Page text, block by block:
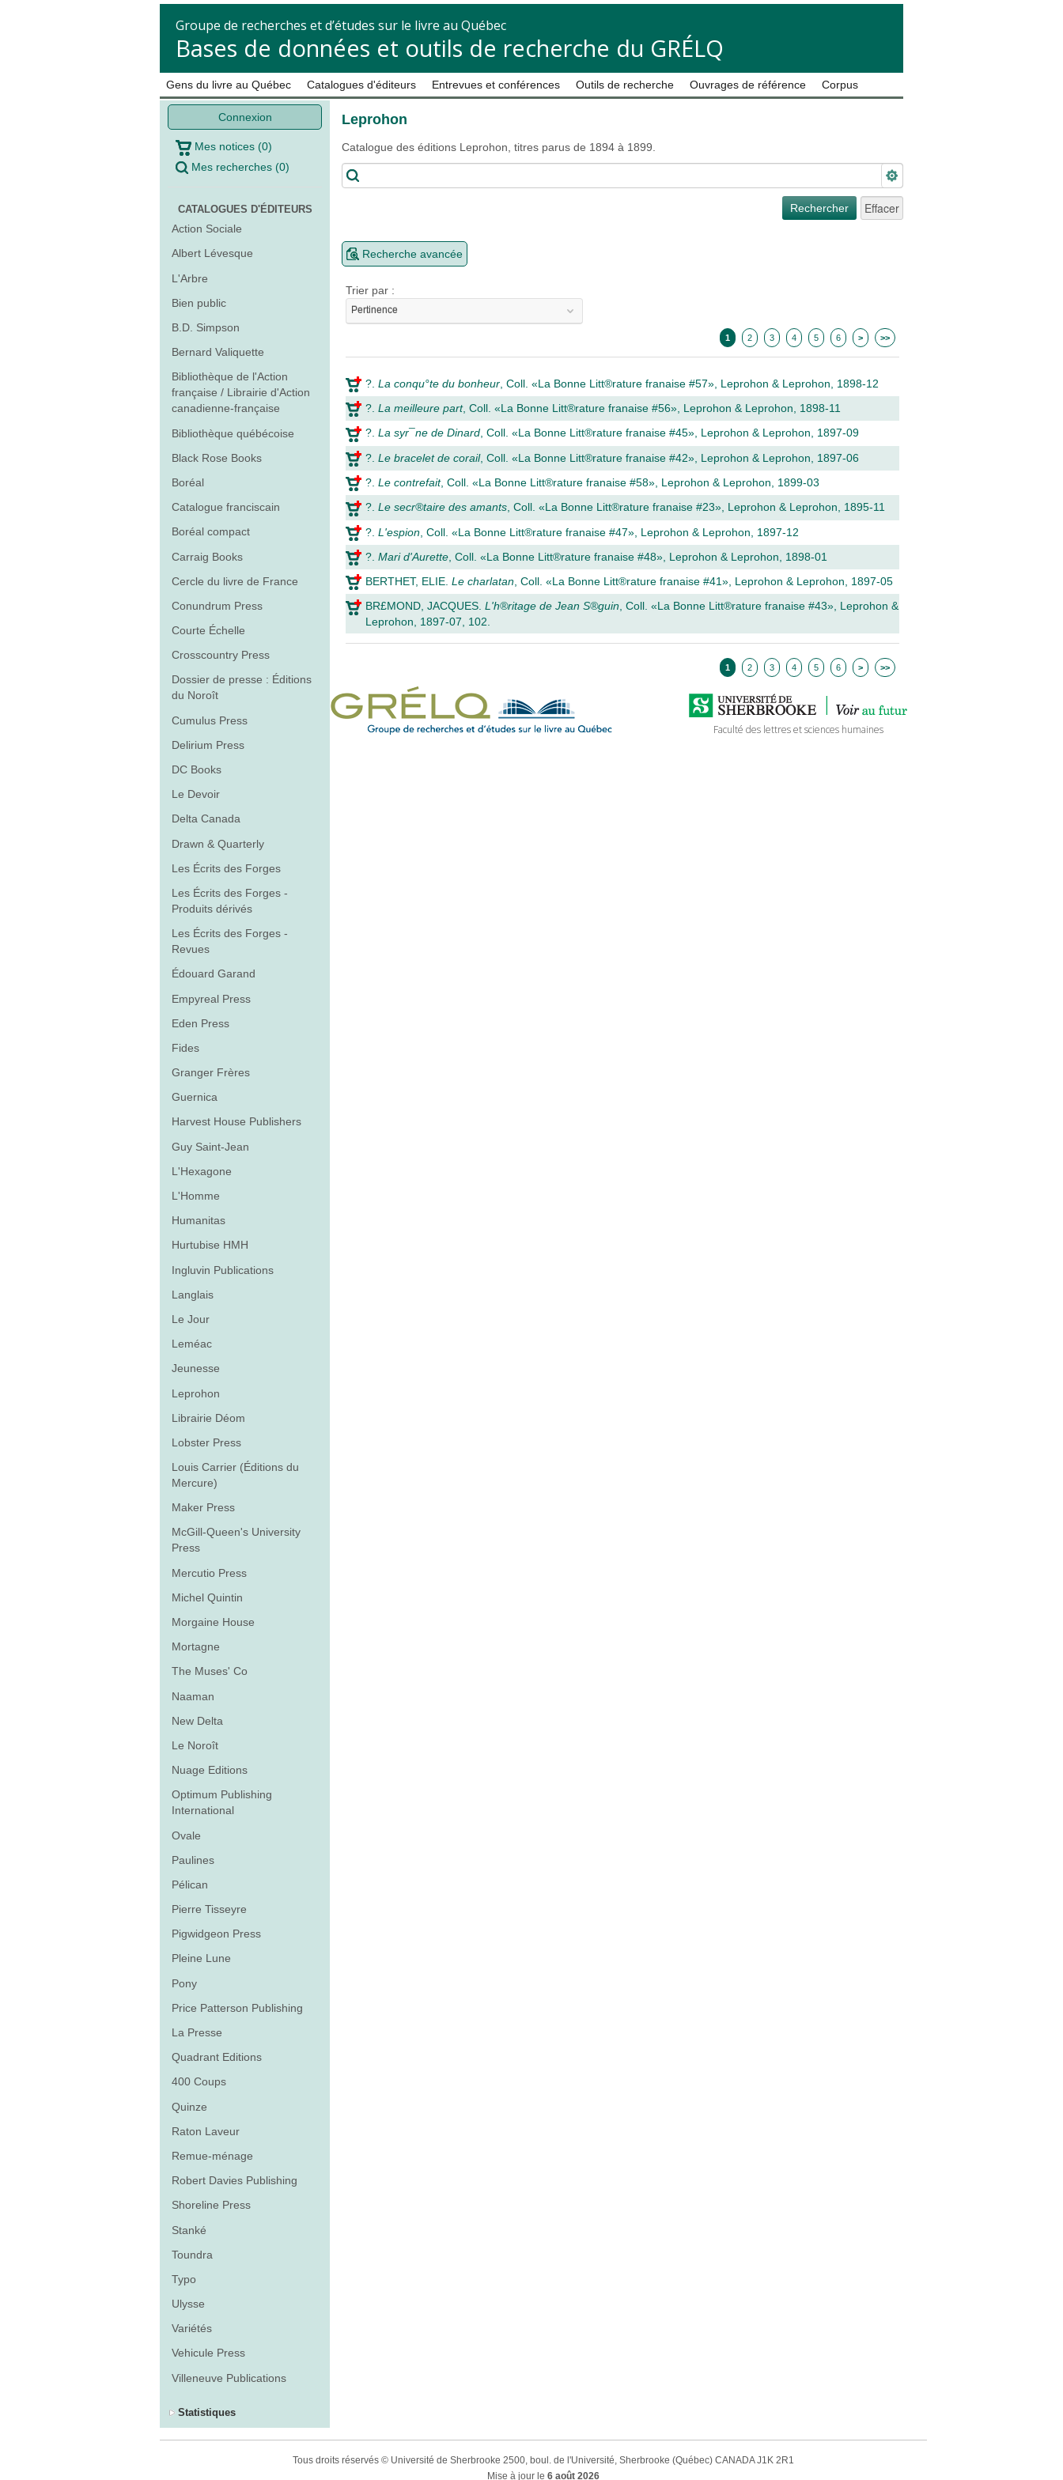
Groupe de recherches et d’études sur le livre au Québec
Bases de données et outils de recherche du GRÉLQ
Gens du livre au Québec Catalogues d'éditeurs Entrevues et conférences Outils de recherche Ouvrages de référence Corpus
Connexion
Mes notices (0)
Mes recherches (0)
CATALOGUES D'ÉDITEURS
Action Sociale
Albert Lévesque
L'Arbre
Bien public
B.D. Simpson
Bernard Valiquette
Bibliothèque de l'Action
française / Librairie d'Action
canadienne-française
Bibliothèque québécoise
Black Rose Books
Boréal
Catalogue franciscain
Boréal compact
Carraig Books
Cercle du livre de France
Conundrum Press
Courte Échelle
Crosscountry Press
Dossier de presse : Éditions
du Noroît
Cumulus Press
Delirium Press
DC Books
Le Devoir
Delta Canada
Drawn & Quarterly
Les Écrits des Forges
Les Écrits des Forges -
Produits dérivés
Les Écrits des Forges -
Revues
Édouard Garand
Empyreal Press
Eden Press
Fides
Granger Frères
Guernica
Harvest House Publishers
Guy Saint-Jean
L'Hexagone
L'Homme
Humanitas
Hurtubise HMH
Ingluvin Publications
Langlais
Le Jour
Leméac
Jeunesse
Leprohon
Librairie Déom
Lobster Press
Louis Carrier (Éditions du
Mercure)
Maker Press
McGill-Queen's University
Press
Mercutio Press
Michel Quintin
Morgaine House
Mortagne
The Muses' Co
Naaman
New Delta
Le Noroît
Nuage Editions
Optimum Publishing
International
Ovale
Paulines
Pélican
Pierre Tisseyre
Pigwidgeon Press
Pleine Lune
Pony
Price Patterson Publishing
La Presse
Quadrant Editions
400 Coups
Quinze
Raton Laveur
Remue-ménage
Robert Davies Publishing
Shoreline Press
Stanké
Toundra
Typo
Ulysse
Variétés
Vehicule Press
Villeneuve Publications
Statistiques
Leprohon
Catalogue des éditions Leprohon, titres parus de 1894 à 1899.
Recherche avancée
Trier par :
Pertinence
1 2 3 4 5 6 > >>
? La conqu°te du bonheur , Coll. «La Bonne Litt®rature fran­aise #57», Leprohon & Leprohon, 1898-12
? La meilleure part, Coll. «La Bonne Litt®rature fran­aise #56», Leprohon & Leprohon, 1898-11
?. La syr¯ne de Dinard, Coll. «La Bonne Litt®rature fran­aise #45», Leprohon & Leprohon, 1897-09
? Le bracelet de corail, Coll. «La Bonne Litt®rature fran­aise #42», Leprohon & Leprohon, 1897-06
? Le contrefait, Coll. «La Bonne Litt®rature fran­aise #58», Leprohon & Leprohon, 1899-03
?. Le secr®taire des amants, Coll. «La Bonne Litt®rature fran­aise #23», Leprohon & Leprohon, 1895-11
? L'espion , Coll. «La Bonne Litt®rature fran­aise #47», Leprohon & Leprohon, 1897-12
? Mari d'Aurette , Coll. «La Bonne Litt®rature fran­aise #48», Leprohon & Leprohon, 1898-01
BERTHET, ELIE Le charlatan , Coll. «La Bonne Litt®rature fran­aise #41», Leprohon & Leprohon, 1897-05
BR£MOND, JACQUES. L'h®ritage de Jean S®guin, Coll. «La Bonne Litt®rature fran­aise #43», Leprohon &
Leprohon, 1897-07, 102.
1 2 3 4 5 6 > >>
Faculté des lettres et sciences humaines
Tous droits réservés © Université de Sherbrooke 2500, boul. de l'Université, Sherbrooke (Québec) CANADA J1K 2R1
Mise à jour le 6 août 2026